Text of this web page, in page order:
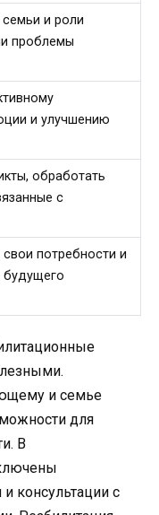
и роли
проблемы
и улучшению
обработать
с
потребности и
будущего
и семье
для
В
и консультации с